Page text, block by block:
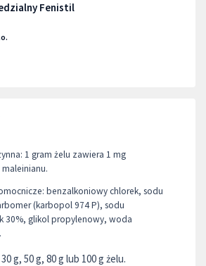
Fenistil
1 gram żelu zawiera 1 mg
benzalkoniowy chlorek, sodu
(karbopol 974 P), sodu
30%, glikol propylenowy, woda
g, 50 g, 80 g lub 100 g żelu.